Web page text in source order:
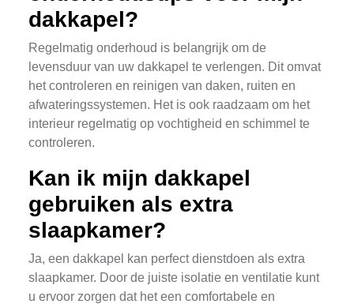
dakkapel?
Regelmatig onderhoud is belangrijk om de
levensduur van uw dakkapel te verlengen. Dit omvat
het controleren en reinigen van daken, ruiten en
afwateringssystemen. Het is ook raadzaam om het
interieur regelmatig op vochtigheid en schimmel te
controleren.
Kan ik mijn dakkapel
gebruiken als extra
slaapkamer?
Ja, een dakkapel kan perfect dienstdoen als extra
slaapkamer. Door de juiste isolatie en ventilatie kunt
u ervoor zorgen dat het een comfortabele en